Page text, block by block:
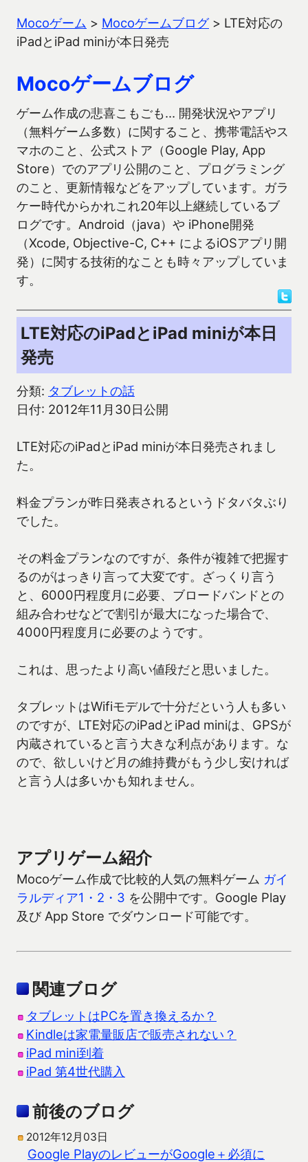
Mocoゲーム > Mocoゲームブログ> LTE対応の
iPadとiPad miniが本日発売
Mocoゲームブログ
ゲーム作成の悲喜こもごも… 開発状況やアプリ
（無料ゲーム多数）に関すること、携帯電話やス
マホのこと、公式ストア（Google Play, App
Store）でのアプリ公開のこと、プログラミング
のこと、更新情報などをアップしています。ガラ
ケー時代からかれこれ20年以上継続しているブ
ログです。Android（java）や iPhone開発
（Xcode, Objective-C, C++ によるiOSアプリ開
発）に関する技術的なことも時々アップしていま
す。
LTE対応のiPadとiPad miniが本日
発売
分類: タブレットの話
日付: 2012年11月30日公開
LTE対応のiPadとiPad miniが本日発売されまし
た。
料金プランが昨日発表されるというドタバタぶり
でした。
その料金プランなのですが、条件が複雑で把握す
るのがはっきり言って大変です。ざっくり言う
と、6000円程度月に必要、ブロードバンドとの
組み合わせなどで割引が最大になった場合で、
4000円程度月に必要のようです。
これは、思ったより高い値段だと思いました。
タブレットはWifiモデルで十分だという人も多い
のですが、LTE対応のiPadとiPad miniは、GPSが
内蔵されていると言う大きな利点があります。な
ので、欲しいけど月の維持費がもう少し安ければ
と言う人は多いかも知れません。
アプリゲーム紹介
Mocoゲーム作成で比較的人気の無料ゲーム ガイ
ラルディア1・2・3 を公開中です。Google Play
及び App Store でダウンロード可能です。
関連ブログ
タブレットはPCを置き換えるか？
Kindleは家電量販店で販売されない？
iPad mini到着
iPad 第4世代購入
前後のブログ
2012年12月03日
Google PlayのレビューがGoogle＋必須に